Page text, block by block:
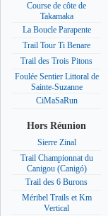
Course de côte de
Takamaka
La Boucle Parapente
Trail Tour Ti Benare
Trail des Trois Pitons
Foulée Sentier Littoral de
Sainte-Suzanne
CiMaSaRun
Hors Réunion
Sierre Zinal
Trail Championnat du
Canigou (Canigó)
Trail des 6 Burons
Méribel Trails et Km
Vertical